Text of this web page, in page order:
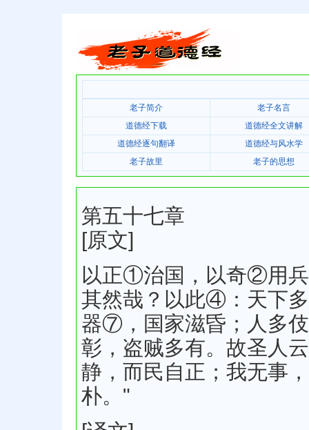
老子简介
老子名言
道德经下载
道德经全文讲解
道德经逐句翻译
道德经与风水学
老子故里
老子的思想
第五十七章
[原文]
以正①治国，以奇②用
其然哉？以此④：天下
器⑦，国家滋昏；人多
彰，盗贼多有。故圣人
静，而民自正；我无事
朴。"